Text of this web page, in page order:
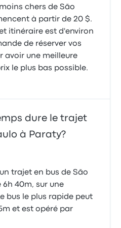
heure
qui ne faut surtout pas
Par contre côté
chers de São
à partir de 20 $.
itinéraire est d'environ
de réserver vos
avoir une meilleure
le plus bas possible.
dure le trajet
à Paraty?
trajet en bus de São
6h 40m, sur une
bus le plus rapide peut
et est opéré par